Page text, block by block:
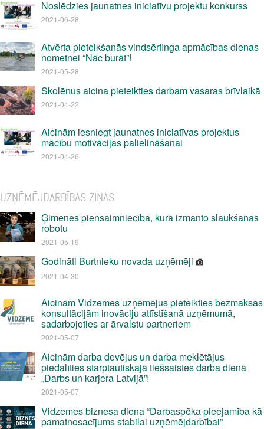
Noslēdzies jaunatnes iniciatīvu projektu konkurss
2021-06-28
Atvērta pieteikšanās vindsērfinga apmācības dienas
nometnei “Nāc burāt”!
2021-05-28
Skolēnus aicina pieteikties darbam vasaras brīvlaikā
2021-04-22
Aicinām iesniegt jaunatnes iniciatīvas projektus
mācību motivācijas palielināšanai
2021-04-26
UZŅĒMĒJDARBĪBAS ZIŅAS
Ģimenes piensaimniecība, kurā izmanto slaukšanas
robotu
2021-05-19
Godināti Burtnieku novada uzņēmēji
2021-04-30
Aicinām Vidzemes uzņēmējus pieteikties bezmaksas
konsultācijām inovāciju attīstīšanā uzņēmumā,
sadarbojoties ar ārvalstu partneriem
2021-05-07
Aicinām darba devējus un darba meklētājus
piedalīties starptautiskajā tiešsaistes darba dienā
„Darbs un karjera Latvijā”!
2021-05-07
Vidzemes biznesa diena “Darbaspēka pieejamība kā
pamatnosacījums stabilai uzņēmējdarbībai”